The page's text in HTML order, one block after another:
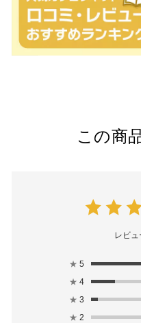
この商
レビュ
★ 5
★ 4
★ 3
★ 2